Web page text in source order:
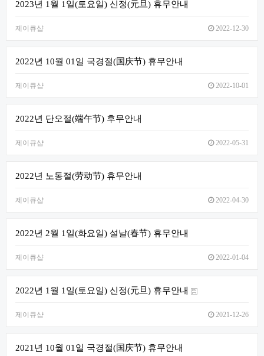
2023년 1월 1일(토요일) 신정(元旦) 휴무안내
제이큐샵 2022-12-30
2022년 10월 01일 국경절(国庆节) 휴무안내
제이큐샵 2022-10-01
2022년 단오절(端午节) 후무안내
제이큐샵 2022-05-31
2022년 노동절(劳动节) 휴무안내
제이큐샵 2022-04-30
2022년 2월 1일(화요일) 설날(春节) 휴무안내
제이큐샵 2022-01-04
2022년 1월 1일(토요일) 신정(元旦) 휴무안내
제이큐샵 2021-12-26
2021년 10월 01일 국경절(国庆节) 휴무안내